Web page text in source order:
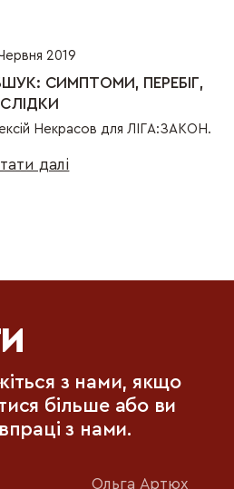
2019
СИМПТОМИ, ПЕРЕБІГ,
Некрасов для ЛІГА:ЗАКОН.
далі
з нами, якщо
більше або ви
з нами.
Ольга Артюх